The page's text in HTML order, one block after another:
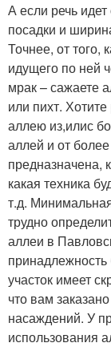
А если речь
посадки и
Точнее, от того,
идущего по ней
мрак – сажаете
или пихт.
аллею из,илис
аллей и от
предназначена,
какая техника
т.д.
трудно
аллеи в
участок имеет
что вам
насаждений. У
использования